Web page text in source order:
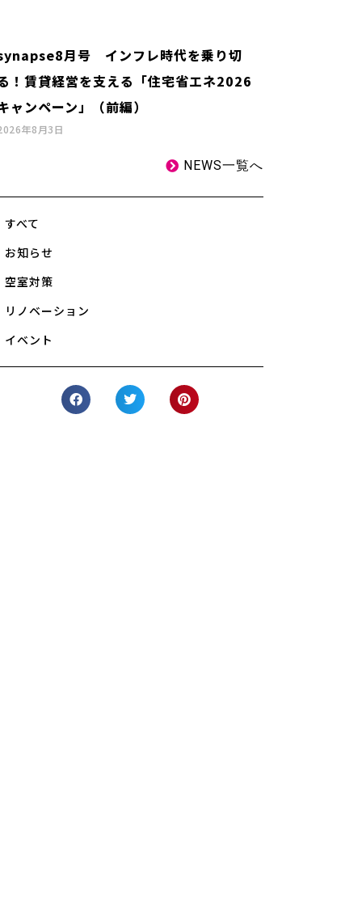
月号 インフレ時代を乗り切
！賃貸経営を支える「住宅省エネ2026
ャンペーン」（前編）
年8月3日
NEWS一覧へ
すべて
お知らせ
空室対策
リノベーション
イベント